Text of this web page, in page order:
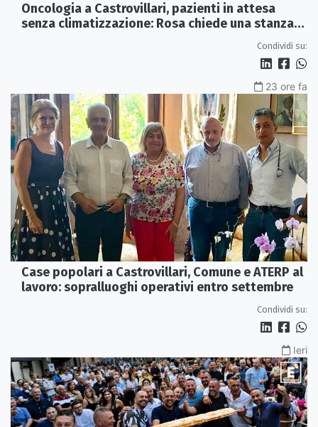
Oncologia a Castrovillari, pazienti in attesa
senza climatizzazione: Rosa chiede una stanza
Condividi su:
23 ore fa
Case popolari a Castrovillari, Comune e ATERP al
lavoro: sopralluoghi operativi entro settembre
Condividi su:
Ieri